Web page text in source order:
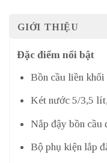
GIỚI THIỆU
Đặc điểm nổi bật
Bồn cầu liền khối
Két nước 5/3,5
Nắp đậy bồn cầu
Bộ phụ kiện lắp